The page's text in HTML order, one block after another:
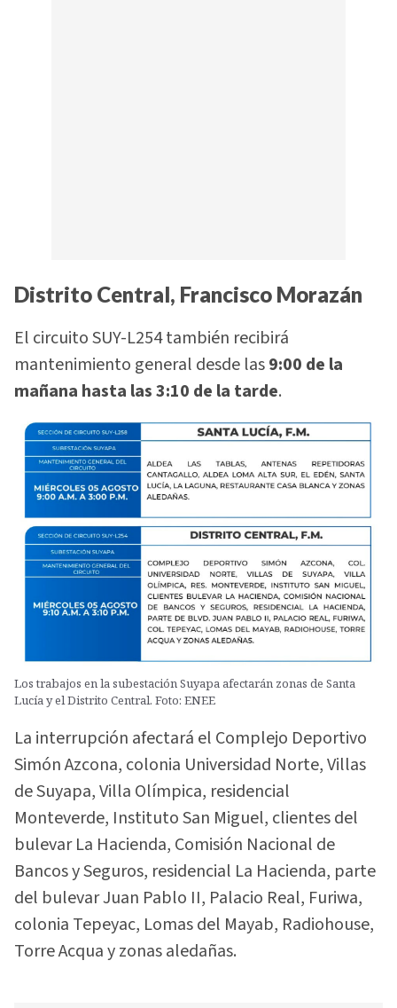
Distrito Central, Francisco Morazán
El circuito SUY-L254 también recibirá
mantenimiento general desde las9:00 de la
mañana hasta las 3:10 de la tarde.
Los trabajos en la subestación Suyapa afectarán zonas de Santa
Lucía y el Distrito Central. Foto: ENEE
La interrupción afectará el Complejo Deportivo
Simón Azcona, colonia Universidad Norte, Villas
de Suyapa, Villa Olímpica, residencial
Monteverde, Instituto San Miguel, clientes del
bulevar La Hacienda, Comisión Nacional de
Bancos y Seguros, residencial La Hacienda, parte
del bulevar Juan Pablo II, Palacio Real, Furiwa,
colonia Tepeyac, Lomas del Mayab, Radiohouse,
Torre Acqua y zonas aledañas.